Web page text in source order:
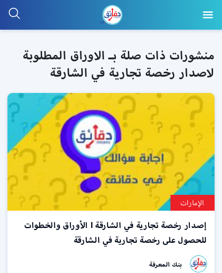
منشورات ذات صلة بـ الاوراق المطلوبة
لاصدار رخصة تجارية في الشارقة
الإمارات
إصدار رخصة تجارية في الشارقة l الأوراق والخطوات
للحصول على رخصة تجارية في الشارقة
بنك المعرفة